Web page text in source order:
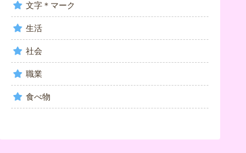
文字＊マーク
生活
社会
職業
食べ物